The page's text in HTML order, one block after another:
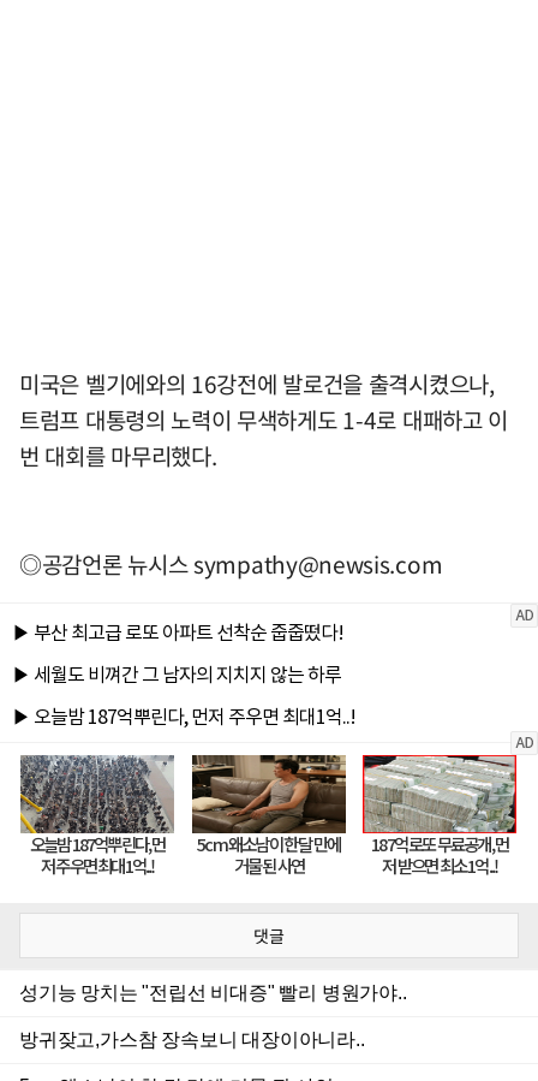
미국은 벨기에와의 16강전에 발로건을 출격시켰으나,
트럼프 대통령의 노력이 무색하게도 1-4로 대패하고 이
번 대회를 마무리했다.
◎공감언론 뉴시스sympathy@newsis.com
댓글